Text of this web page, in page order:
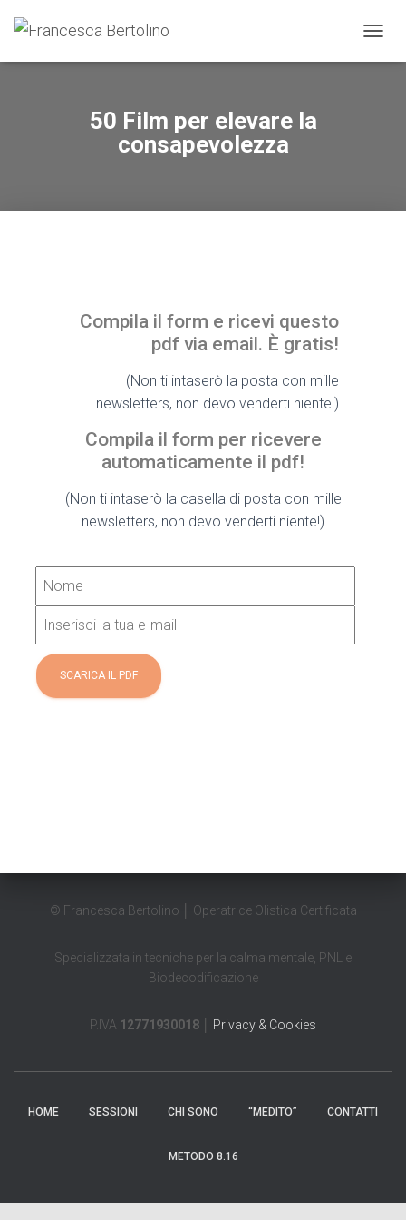
50 Film per elevare la
consapevolezza
Compila il form e ricevi questo
pdf via email. È gratis!
(Non ti intaserò la posta con mille
newsletters, non devo venderti niente!)
Compila il form per ricevere
automaticamente il pdf!
(Non ti intaserò la casella di posta con mille
newsletters, non devo venderti niente!)
© Francesca Bertolino │ Operatrice Olistica Certificata
Specializzata in tecniche per la calma mentale, PNL e
Biodecodificazione
P.IVA 12771930018 Privacy & Cookies
HOME SESSIONI CHI SONO “MEDITO” CONTATTI
METODO 8.16